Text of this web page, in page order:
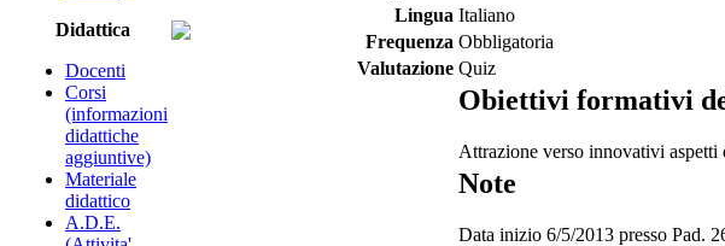
Didattica
Docenti
Corsi
(informazioni
didattiche
aggiuntive)
Materiale
didattico
A.D.E.
Lingua Italiano
Frequenza Obbligatoria
Valutazione Quiz
Obiettivi formativi
Attrazione verso innovativi
Note
Data inizio 6/5/2013 presso Pad.